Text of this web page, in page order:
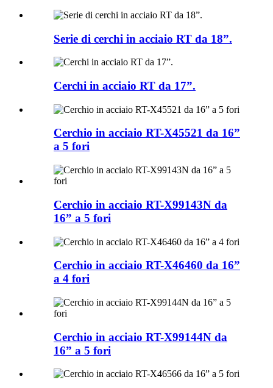
Serie di cerchi in acciaio RT da 18”.
Cerchi in acciaio RT da 17”.
Cerchio in acciaio RT-X45521 da 16”
a 5 fori
Cerchio in acciaio RT-X99143N da
16” a 5 fori
Cerchio in acciaio RT-X46460 da 16”
a 4 fori
Cerchio in acciaio RT-X99144N da
16” a 5 fori